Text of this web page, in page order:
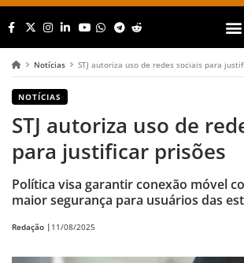
Notícias STJ autoriza uso de redes sociais para
NOTÍCIAS
STJ autoriza uso de
para justificar prisões
Política visa garantir conexão móvel
maior segurança para usuários das
Redação | 11/08/2025